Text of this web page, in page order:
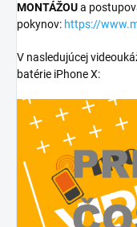
MONTÁŽOUa
pokynov: https://
V nasledujúcej
batérie iPhone X: